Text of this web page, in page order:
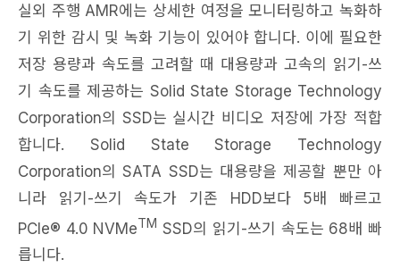
실외 주행 AMR에는 상세한 여정을 모니터링하고 녹화하
기 위한 감시 및 녹화 기능이 있어야 합니다. 이에 필요한
저장 용량과 속도를 고려할 때 대용량과 고속의 읽기-쓰
기 속도를 제공하는 Solid State Storage Technology
Corporation의 SSD는 실시간 비디오 저장에 가장 적합
합니다. Solid State Storage Technology
Corporation의 SATA SSD는 대용량을 제공할 뿐만 아
니라 읽기-쓰기 속도가 기존 HDD보다 5배 빠르고
PCIe® 4.0 NVMeTM SSD의 읽기-쓰기 속도는 68배 빠
릅니다.